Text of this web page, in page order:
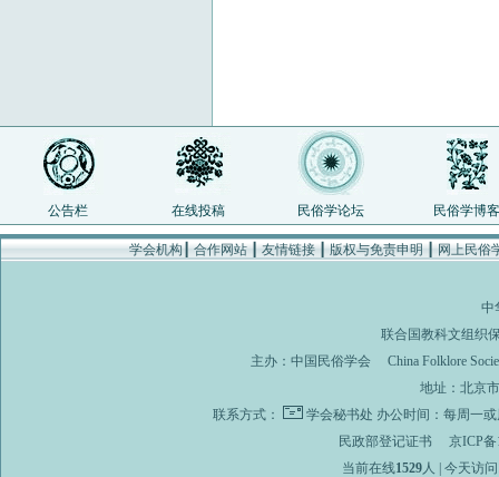
公告栏 在线投稿 民俗学论坛 民俗学博客
学会机构┃合作网站┃友情链接┃版权与免责申明┃网上民俗
中
联合国教科文组织
主办： 中国民俗学会
China Folklore
地址：北京
联系方式：
学会秘书处 办公时间：每周一
民政部登记证书
京ICP备
当前在线1529人 | 今天访问